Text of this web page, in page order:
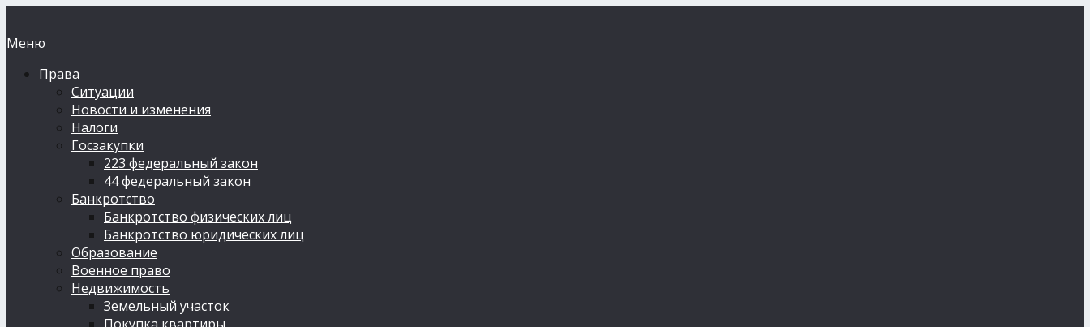
Меню
Права
Ситуации
Новости и изменения
Налоги
Госзакупки
223 федеральный закон
44 федеральный закон
Банкротство
Банкротство физических лиц
Банкротство юридических лиц
Образование
Военное право
Недвижимость
Земельный участок